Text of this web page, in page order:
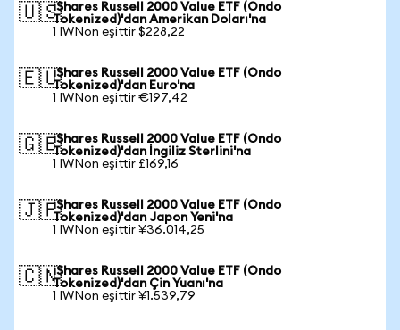
🇺🇸iShares Russell 2000 Value ETF (Ondo
Tokenized)'dan Amerikan Doları'na
1 IWNon eşittir $228,22
🇪🇺iShares Russell 2000 Value ETF (Ondo
Tokenized)'dan Euro'na
1 IWNon eşittir €197,42
🇬🇧iShares Russell 2000 Value ETF (Ondo
Tokenized)'dan İngiliz Sterlini'na
1 IWNon eşittir £169,16
🇯🇵iShares Russell 2000 Value ETF (Ondo
Tokenized)'dan Japon Yeni'na
1 IWNon eşittir ¥36.014,25
🇨🇳iShares Russell 2000 Value ETF (Ondo
Tokenized)'dan Çin Yuanı'na
1 IWNon eşittir ¥1.539,79